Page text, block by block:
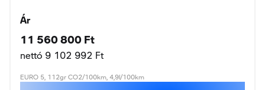
Ár
11 560 800 Ft
nettó 9 102 992 Ft
EURO 5, 112gr CO2/100km, 4,9l/100km